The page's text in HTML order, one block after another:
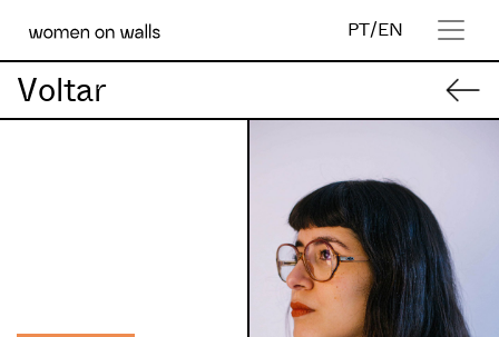
PT/EN
Voltar